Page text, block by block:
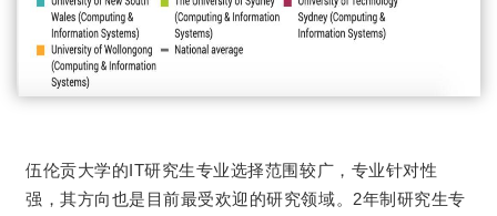
伍伦贡大学的IT研究生专业选择范围较广，专业针对性
强，其方向也是目前最受欢迎的研究领域。2年制研究生专